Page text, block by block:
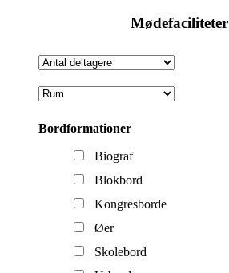
Mødefaciliteter
Bordformationer
Biograf
Blokbord
Kongresborde
Øer
Skolebord